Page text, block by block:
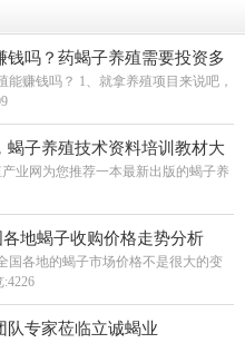
钱吗？药蝎子养殖需要投资多
能赚钱吗？ 1、就拿养殖项目来说吧，
蝎子养殖技术资料培训教材大
产业网为您推荐一本最新出版的蝎子养
地蝎子收购价格走势分析
国各地的蝎子市场价格不是很大的变
:4226
队专家莅临立诚蝎业